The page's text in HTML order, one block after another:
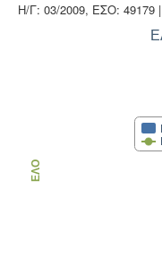
Η/Γ: 03/2009, ΕΣΟ: 49179
ΕΛΟ